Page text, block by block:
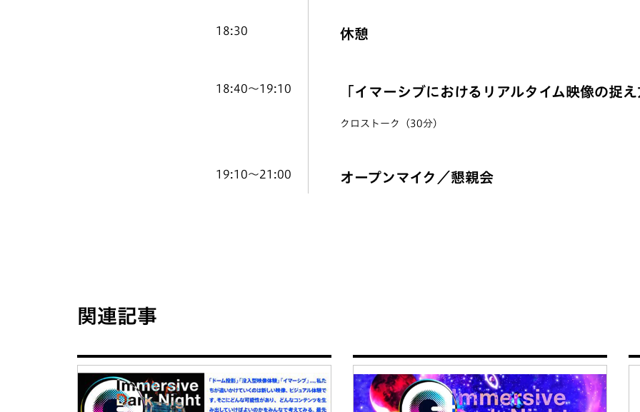
18:30 休憩
18:40〜19:10 「イマーシブにおけるリアルタイム映像の捉
クロストーク（30分）
19:10〜21:00 オープンマイク／懇親会
関連記事